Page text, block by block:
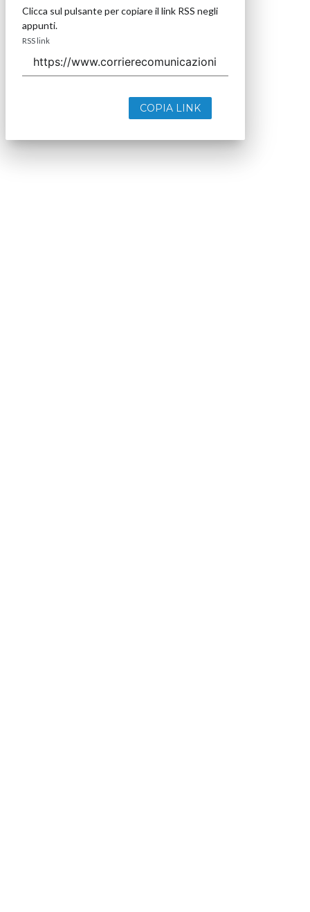
Clicca sul pulsante per copiare il link RSS negli
appunti.
RSS link
COPIA LINK